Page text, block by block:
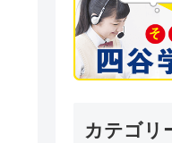
カテゴリ